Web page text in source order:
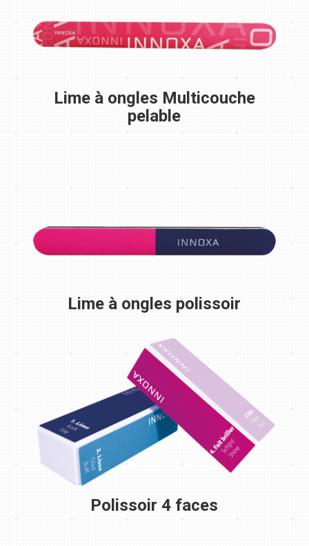
Lime à ongles Multicouche
pelable
Lime à ongles polissoir
Polissoir 4 faces